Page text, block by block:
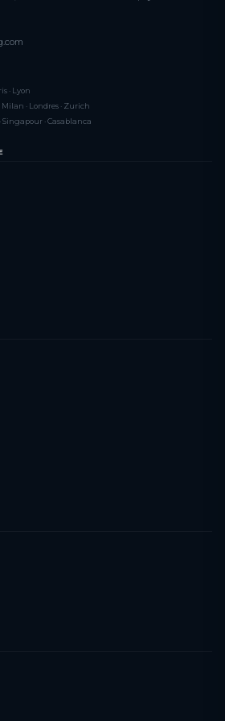
· Lyon
· Londres · Zurich
Singapour · Casablanca